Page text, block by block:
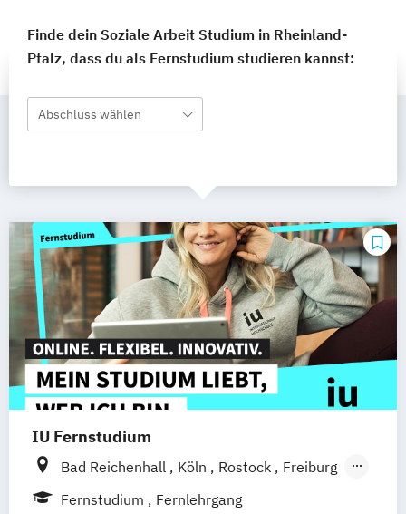
Finde dein Soziale Arbeit Studium in Rheinland-
Pfalz, dass du als Fernstudium studieren kannst:
Abschluss wählen
IU Fernstudium
Bad Reichenhall Köln Rostock
Freiburg
Kiel
Frankfurt am Main
Stuttgart
Fernstudium
Fernlehrgang